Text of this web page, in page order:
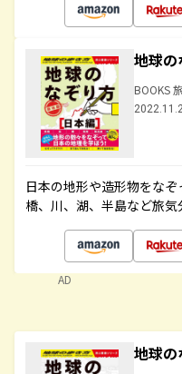
地球
BOOKS
日本の地形や造形物をな
橋、川、湖、半島など旅気
AD
地球